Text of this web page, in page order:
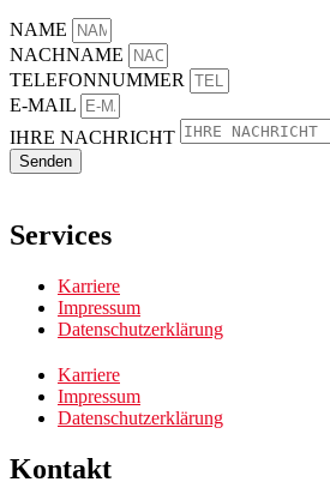
NAME
NACHNAME
TELEFONNUMMER
E-MAIL
IHRE NACHRICHT
Senden
Services
Karriere
Impressum
Datenschutzerklärung
Karriere
Impressum
Datenschutzerklärung
Kontakt